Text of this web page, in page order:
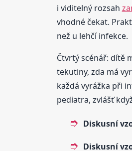
i viditelný rozsah
vhodné čekat.
než u lehčí infekce.
Čtvrtý scénář: dítě
tekutiny, zda má
každá vyrážka při
pediatra, zvlášť
Diskusní
Diskusní